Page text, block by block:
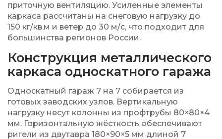
приточную вентиляцию. Усиленные элементы
каркаса рассчитаны на снеговую нагрузку до
150 кг/кв.м и ветер до 30 м/с, что подходит для
большинства регионов России.
Конструкция металлического
каркаса односкатного гаража
Односкатный гараж 7 на 7 собирается из
готовых заводских узлов. Вертикальную
нагрузку несут колонны из профтрубы 80×80×4
мм. Горизонтальную жёсткость обеспечивают
ригели из двутавра 180×90×5 мм длиной 7